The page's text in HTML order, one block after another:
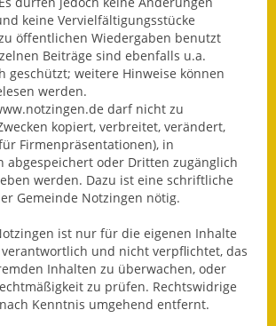
Fundbehörde
Gemeinderat
Sitzungsberichte 2015
Sitzungsberichte 2016
Sitzungsberichte 2017
Sitzungsberichte 2019
Sitzungsberichte 2020
keine Vervielfältigungsstücke
öffentlichen Wiedergaben benutzt
Beiträge sind ebenfalls u.a.
geschützt; weitere Hinweise können
werden.
darf nicht zu
kopiert, verbreitet, verändert,
Firmenpräsentationen), in
abgespeichert oder Dritten zugänglich
werden. Dazu ist eine schriftliche
Gemeinde Notzingen nötig.
ist nur für die eigenen Inhalte
und nicht verpflichtet, das
Inhalten zu überwachen, oder
zu prüfen. Rechtswidrige
Kenntnis umgehend entfernt.